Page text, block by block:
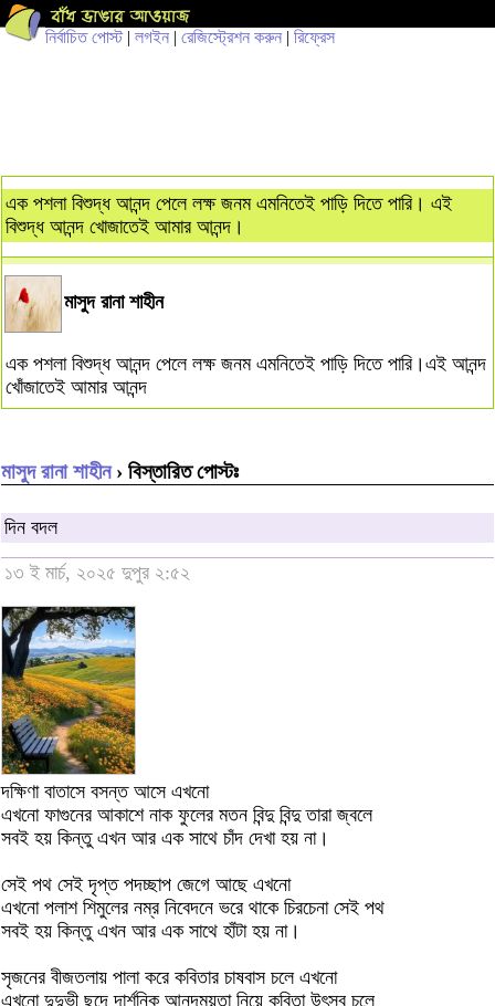
নির্বাচিত পোস্ট| লগইন | রেজিস্ট্রেশন করুন | রিফ্রেস
এক পশলা বিশুদ্ধ আনন্দ পেলে লক্ষ জনম এমনিতেই পাড়ি দিতে পারি। এই
বিশুদ্ধ আনন্দ খোজাতেই আমার আনন্দ।
মাসুদ রানা শাহীন
এক পশলা বিশুদ্ধ আনন্দ পেলে লক্ষ জনম এমনিতেই পাড়ি দিতে পারি।এই আনন্দ
খোঁজাতেই আমার আনন্দ
মাসুদ রানা শাহীন› বিস্তারিত পোস্টঃ
দিন বদল
১৩ ই মার্চ, ২০২৫ দুপুর ২:৫২
দক্ষিণা বাতাসে বসন্ত আসে এখনো
এখনো ফাগুনের আকাশে নাক ফুলের মতন বিন্দু বিন্দু তারা জ্বলে
সবই হয় কিন্তু এখন আর এক সাথে চাঁদ দেখা হয় না।
সেই পথ সেই দৃপ্ত পদচ্ছাপ জেগে আছে এখনো
এখনো পলাশ শিমুলের নম্র নিবেদনে ভরে থাকে চিরচেনা সেই পথ
সবই হয় কিন্তু এখন আর এক সাথে হাঁটা হয় না।
সৃজনের বীজতলায় পালা করে কবিতার চাষবাস চলে এখনো
এখনো দুন্দুভী ছন্দে দার্শনিক আনন্দময়তা নিয়ে কবিতা উৎসব চলে